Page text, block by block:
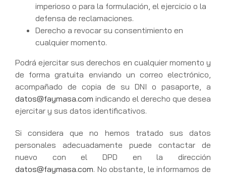
imperioso o para la formulación, el ejercicio o la
defensa de reclamaciones.
Derecho a revocar su consentimiento en
cualquier momento.
Podrá ejercitar sus derechos en cualquier momento y
de forma gratuita enviando un correo electrónico,
acompañado de copia de su DNI o pasaporte, a
datos@faymasa.com indicando el derecho que desea
ejercitar y sus datos identificativos.
Si considera que no hemos tratado sus datos
personales adecuadamente puede contactar de
nuevo con el DPD en la dirección
datos@faymasa.com. No obstante, le informamos de